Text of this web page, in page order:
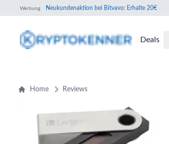
Werbung Neukundenaktion bei Bitvavo: Erhalte 20€
Deals
Home Reviews